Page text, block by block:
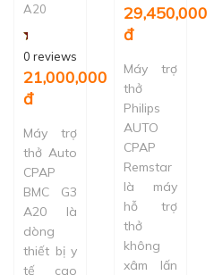
A20
0 reviews
21,000,000
đ
Máy trợ
thở Auto
CPAP
BMC G3
A20 là
dòng
thiết bị y
tế cao
29,450,000
đ
Máy trợ
thở
Philips
AUTO
CPAP
Remstar
là máy
hỗ trợ
thở
không
xâm lấn